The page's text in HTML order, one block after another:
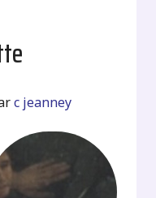
c jeanney